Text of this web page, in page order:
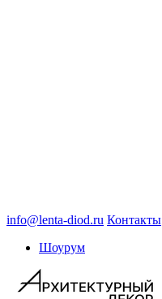
info@lenta-diod.ru Контакты
Шоурум